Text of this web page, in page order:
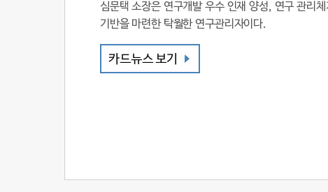
심문택 소장은 연구개발 우수 인재 양성, 연구 관리
기반을 마련한 탁월한 연구관리자이다.
카드뉴스 보기